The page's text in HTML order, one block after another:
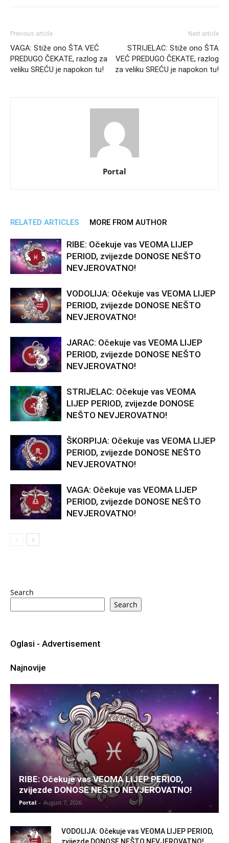
Previous article
VAGA: Stiže ono ŠTA VEĆ
PREDUGO ČEKATE, razlog za
veliku SREĆU je napokon tu!
Next article
STRIJELAC: Stiže ono ŠTA
VEĆ PREDUGO ČEKATE, razlog
za veliku SREĆU je napokon tu!
Portal
RELATED ARTICLES MORE FROM AUTHOR
RIBE: Očekuje vas VEOMA LIJEP
PERIOD, zvijezde DONOSE NEŠTO
NEVJEROVATNO!
VODOLIJA: Očekuje vas VEOMA LIJEP
PERIOD, zvijezde DONOSE NEŠTO
NEVJEROVATNO!
JARAC: Očekuje vas VEOMA LIJEP
PERIOD, zvijezde DONOSE NEŠTO
NEVJEROVATNO!
STRIJELAC: Očekuje vas VEOMA
LIJEP PERIOD, zvijezde DONOSE
NEŠTO NEVJEROVATNO!
ŠKORPIJA: Očekuje vas VEOMA LIJEP
PERIOD, zvijezde DONOSE NEŠTO
NEVJEROVATNO!
VAGA: Očekuje vas VEOMA LIJEP
PERIOD, zvijezde DONOSE NEŠTO
NEVJEROVATNO!
Search
Search
Oglasi - Advertisement
Najnovije
RIBE: Očekuje vas VEOMA LIJEP PERIOD,
zvijezde DONOSE NEŠTO NEVJEROVATNO!
Portal - August 7, 2026
VODOLIJA: Očekuje vas VEOMA LIJEP PERIOD,